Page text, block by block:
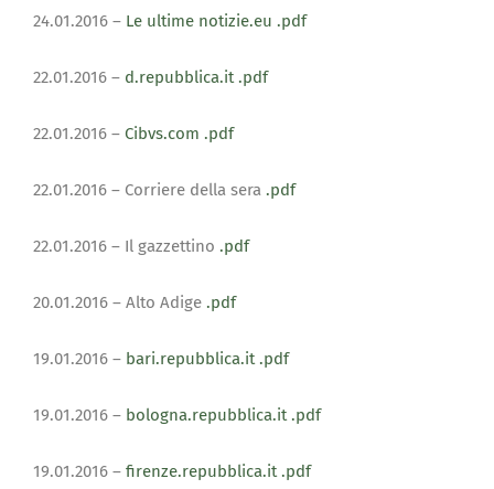
24.01.2016 – Le ultime notizie.eu .pdf
22.01.2016 – d.repubblica.it .pdf
22.01.2016 – Cibvs.com .pdf
22.01.2016 – Corriere della sera .pdf
22.01.2016 – Il gazzettino .pdf
20.01.2016 – Alto Adige .pdf
19.01.2016 – bari.repubblica.it .pdf
19.01.2016 – bologna.repubblica.it .pdf
19.01.2016 – firenze.repubblica.it .pdf